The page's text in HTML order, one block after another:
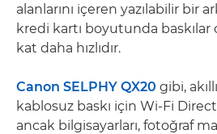
alanlarını içeren yazılabilir bir
kredi kartı boyutunda
kat daha hızlıdır.
Canon SELPHY QX20 gibi,
kablosuz baskı için Wi-Fi
ancak bilgisayarları, fotoğraf